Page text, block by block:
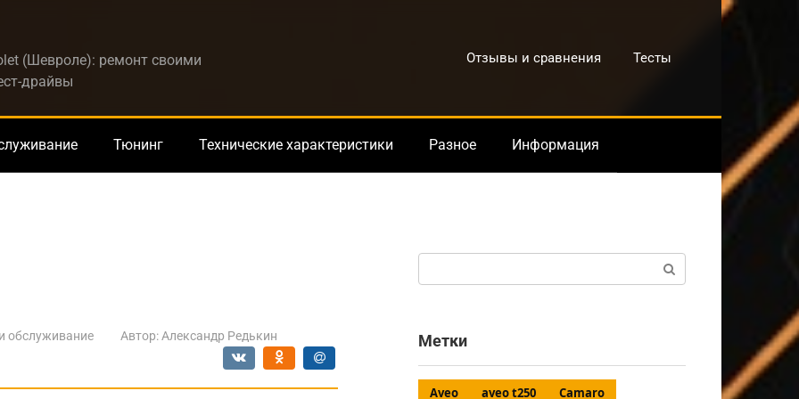
(Шевроле): ремонт своими
драйвы
Отзывы и сравнения Тесты
Тюнинг Технические характеристики Разное Информация
обслуживание Автор: Александр Редькин Метки
Aveo aveo t250
Camaro